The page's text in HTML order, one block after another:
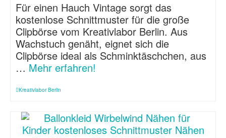
Für einen Hauch Vintage sorgt das
kostenlose Schnittmuster für die große
Clipbörse vom Kreativlabor Berlin. Aus
Wachstuch genäht, eignet sich die
Clipbörse ideal als Schminktäschchen, aus
… Mehr erfahren!
Kreativlabor Berlin